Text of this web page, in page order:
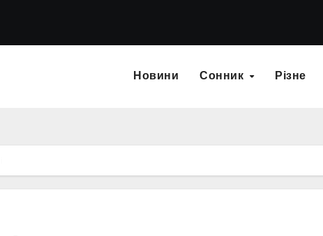
Новини Сонник Різне